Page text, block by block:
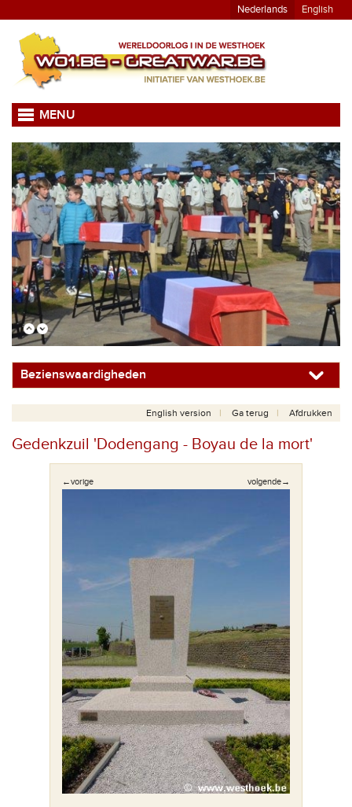
Nederlands English
MENU
Bezienswaardigheden
English version Ga terug Afdrukken
Gedenkzuil 'Dodengang - Boyau de la mort'
←vorige volgende→